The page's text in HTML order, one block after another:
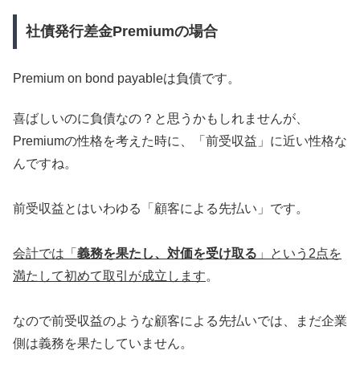
社債発行差金Premiumの場合
Premium on bond payableは負債です。
喜ばしいのに負債なの？と思うかもしれませんが、
Premiumの性格を考えた時に、「前受収益」に近い性格な
んですね。
前受収益とはいわゆる「顧客による先払い」です。
会計では「 義務を果たし、対価を受け取る 」という2点を
満たして初めて取引が成立します。
なので前受収益のような顧客による先払いでは、まだ企業
側は義務を果たしていません。